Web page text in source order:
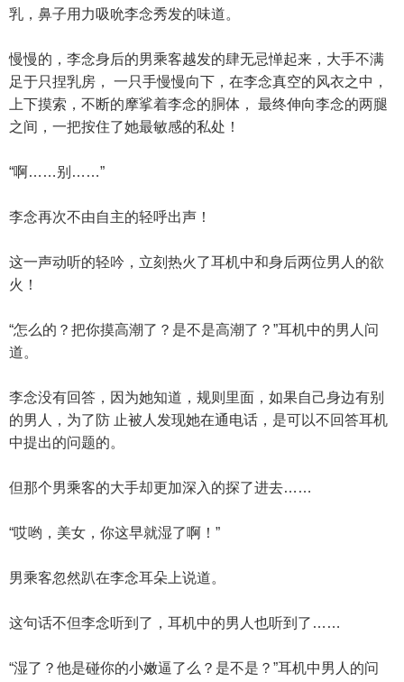
乳，鼻子用力吸吮李念秀发的味道。
慢慢的，李念身后的男乘客越发的肆无忌惮起来，大手不满
足于只捏乳房， 一只手慢慢向下，在李念真空的风衣之中，
上下摸索，不断的摩挲着李念的胴体， 最终伸向李念的两腿
之间，一把按住了她最敏感的私处！
“啊……别……”
李念再次不由自主的轻呼出声！
这一声动听的轻吟，立刻热火了耳机中和身后两位男人的欲
火！
“怎么的？把你摸高潮了？是不是高潮了？”耳机中的男人问
道。
李念没有回答，因为她知道，规则里面，如果自己身边有别
的男人，为了防 止被人发现她在通电话，是可以不回答耳机
中提出的问题的。
但那个男乘客的大手却更加深入的探了进去……
“哎哟，美女，你这早就湿了啊！”
男乘客忽然趴在李念耳朵上说道。
这句话不但李念听到了，耳机中的男人也听到了……
“湿了？他是碰你的小嫩逼了么？是不是？”耳机中男人的问